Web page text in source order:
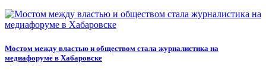
Мостом между властью и обществом стала журналистика на
медиафоруме в Хабаровске